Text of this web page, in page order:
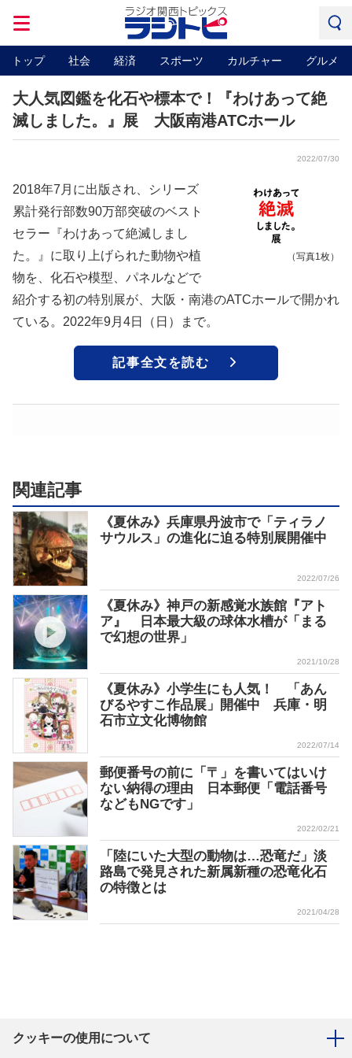
トップ 社会 経済 スポーツ カルチャー グルメ
大人気図鑑を化石や標本で！『わけあって絶
滅しました。』展 大阪南港ATCホール
2022/07/30
（写真1枚）
2018年7月に出版され、シリーズ
累計発行部数90万部突破のベスト
セラー『わけあって絶滅しまし
た。』に取り上げられた動物や植
物を、化石や模型、パネルなどで
紹介する初の特別展が、大阪・南港のATCホールで開かれ
ている。2022年9月4日（日）まで。
記事全文を読む
関連記事
《夏休み》兵庫県丹波市で「ティラノ
サウルス」の進化に迫る特別展開催中
2022/07/26
《夏休み》神戸の新感覚水族館『アト
ア』 日本最大級の球体水槽が「まる
で幻想の世界」
2021/10/28
《夏休み》小学生にも人気！ 「あん
びるやすこ作品展」開催中 兵庫・明
石市立文化博物館
2022/07/14
郵便番号の前に「〒」を書いてはいけ
ない納得の理由 日本郵便「電話番号
などもNGです」
2022/02/21
「陸にいた大型の動物は…恐竜だ」淡
路島で発見された新属新種の恐竜化石
の特徴とは
2021/04/28
クッキーの使用について